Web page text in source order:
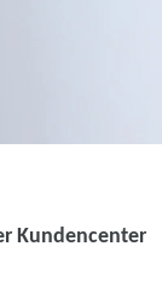
Kundencenter